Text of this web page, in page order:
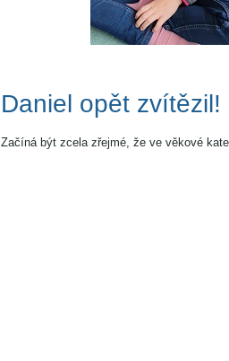
Daniel opět zvítězil!
Začíná být zcela zřejmé, že ve věkové